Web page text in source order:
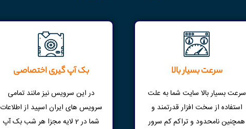
سرعت بسیار بالا
سرعت بسیار بالا سایت شما به علت
استفاده از سخت افزار قدرتمند و
همچنین نامحدود و تراکم کم سرور
بک آپ گیری اختصاصی
در این سرویس نیز مانند تمامی
سرویس های ایران اسپید از اطلاعات
شما در 2 لایه مجزا هر شب بک آپ